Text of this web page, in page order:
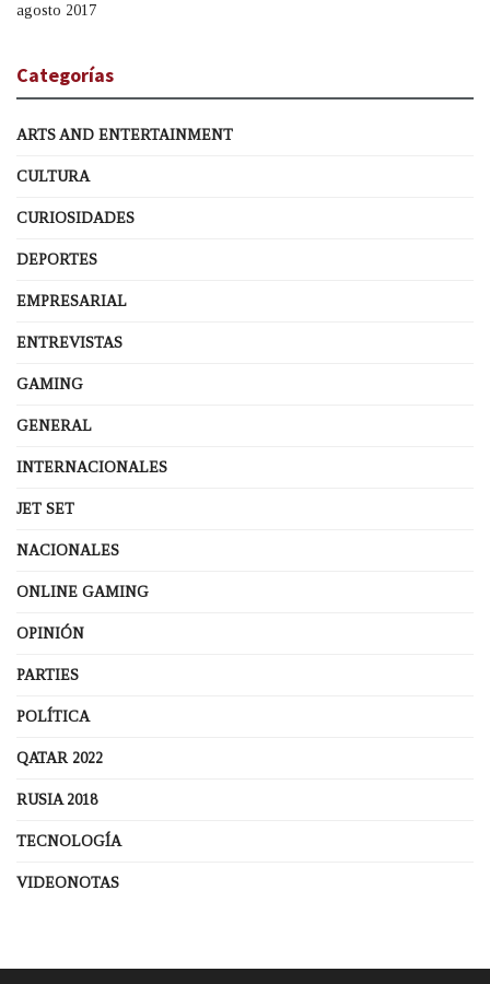
agosto 2017
Categorías
ARTS AND ENTERTAINMENT
CULTURA
CURIOSIDADES
DEPORTES
EMPRESARIAL
ENTREVISTAS
GAMING
GENERAL
INTERNACIONALES
JET SET
NACIONALES
ONLINE GAMING
OPINIÓN
PARTIES
POLÍTICA
QATAR 2022
RUSIA 2018
TECNOLOGÍA
VIDEONOTAS